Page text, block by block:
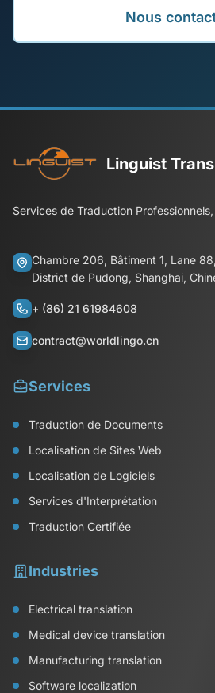
Nous
Linguist
Services de Traduction
Chambre 206, Bâtiment 1, Lane
District de Pudong, Shanghai,
+ (86) 21 61984608
contract@worldlingo.cn
Services
Traduction de Documents
Localisation de Sites Web
Localisation de Logiciels
Services d'Interprétation
Traduction Certifiée
Industries
Electrical translation
Medical device translation
Manufacturing translation
Software localization